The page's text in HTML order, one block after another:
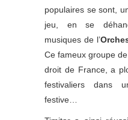
populaires se sont,
jeu, en se
musiques de l’
Ce fameux groupe
droit de France, a
festivaliers dans
festive…